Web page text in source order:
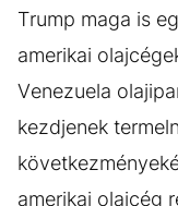
Trump maga is
amerikai
Venezuela
kezdjenek
amerikai olajcég